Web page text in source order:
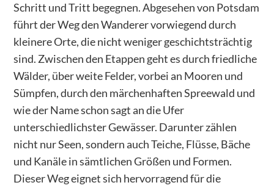
Schritt und Tritt begegnen. Abgesehen von Potsdam
führt der Weg den Wanderer vorwiegend durch
kleinere Orte, die nicht weniger geschichtsträchtig
sind. Zwischen den Etappen geht es durch friedliche
Wälder, über weite Felder, vorbei an Mooren und
Sümpfen, durch den märchenhaften Spreewald und
wie der Name schon sagt an die Ufer
unterschiedlichster Gewässer. Darunter zählen
nicht nur Seen, sondern auch Teiche, Flüsse, Bäche
und Kanäle in sämtlichen Größen und Formen.
Dieser Weg eignet sich hervorragend für die